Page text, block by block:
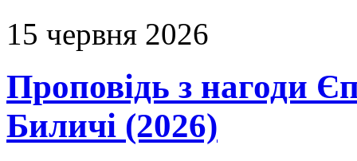
15 червня 2026
Проповідь з нагоди
Биличі (2026)